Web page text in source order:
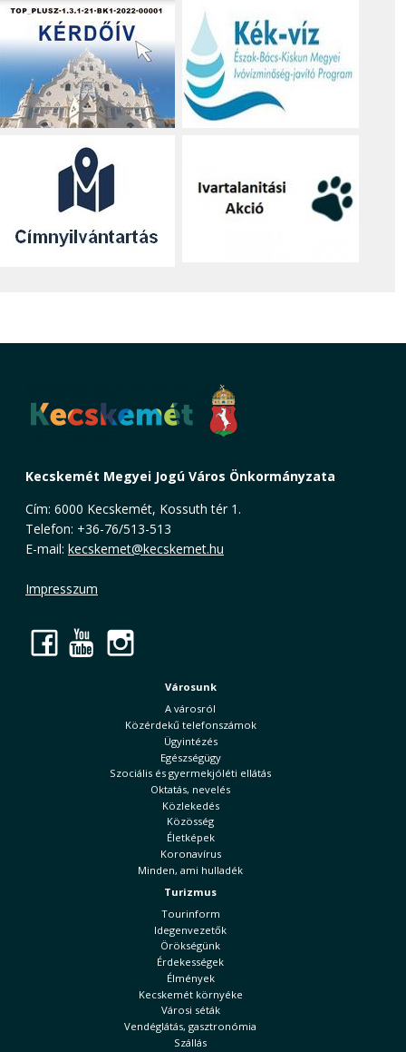
Kecskemét Megyei Jogú Város Önkormányzata
Cím: 6000 Kecskemét, Kossuth tér 1.
Telefon: +36-76/513-513
E-mail: kecskemet@kecskemet.hu
Impresszum
Facebook
YouTube
Városunk
A városról
Közérdekű telefonszámok
Ügyintézés
Egészségügy
Szociális és gyermekjóléti ellátás
Oktatás, nevelés
Közlekedés
Közösség
Életképek
Koronavírus
Minden, ami hulladék
Turizmus
Tourinform
Idegenvezetők
Örökségünk
Érdekességek
Élmények
Kecskemét környéke
Városi séták
Vendéglátás, gasztronómia
Szállás